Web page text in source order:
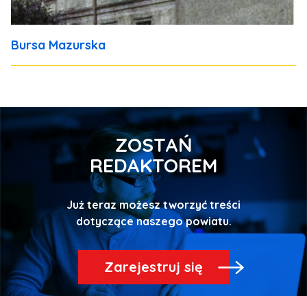
Bursa Mazurska
ZOSTAŃ
REDAKTOREM
Już teraz możesz tworzyć treści
dotyczące naszego powiatu.
Zarejestruj się